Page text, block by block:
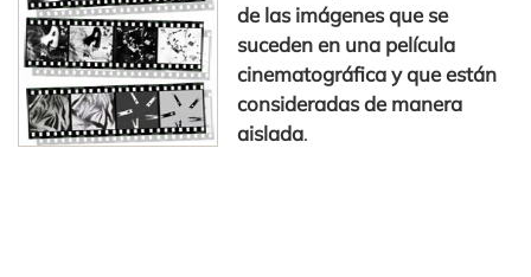
de las imágenes que se
suceden en una película
cinematográfica y que están
consideradas de manera
aislada.